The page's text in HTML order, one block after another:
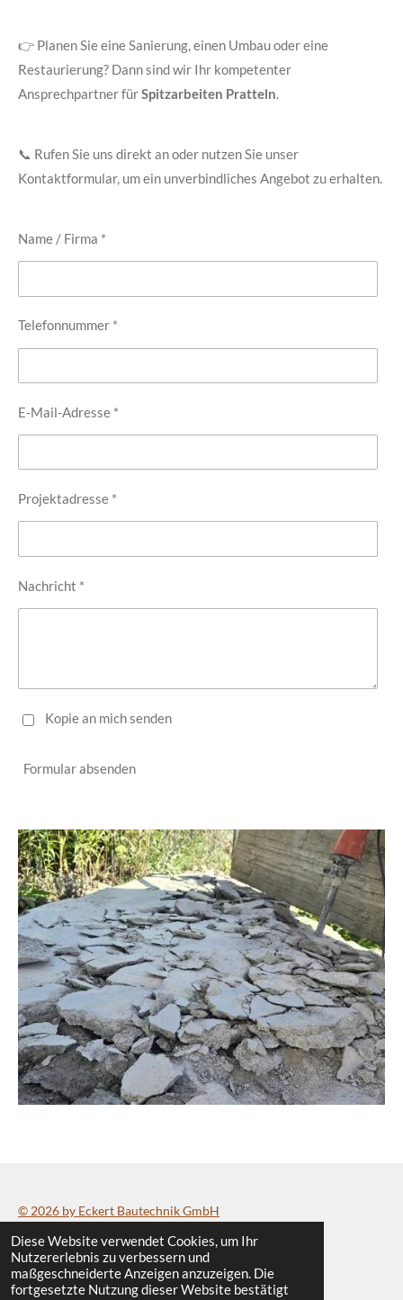
Diese Website verwendet Cookies, um Ihr
Nutzererlebnis zu verbessern und
maßgeschneiderte Anzeigen anzuzeigen. Die
fortgesetzte Nutzung dieser Website bestätigt
👉 Planen Sie eine Sanierung, einen Umbau oder eine
Restaurierung? Dann sind wir Ihr kompetenter
Ansprechpartner fürSpitzarbeiten Pratteln.
📞 Rufen Sie uns direkt an oder nutzen Sie unser
Kontaktformular, um ein unverbindliches Angebot zu erhalten.
Name / Firma *
Telefonnummer *
E-Mail-Adresse *
Projektadresse *
Nachricht *
Kopie an mich senden
Formular absenden
© 2026 by Eckert Bautechnik GmbH
Datenschutzerklärung